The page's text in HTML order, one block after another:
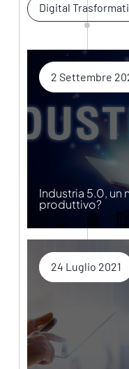
Digital
2 Settembre
Industria 5.0, un
produttivo?
24 Luglio 2021